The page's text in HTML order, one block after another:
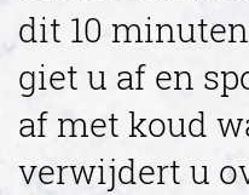
dit 10
giet u af en
af met koud
verwijdert u